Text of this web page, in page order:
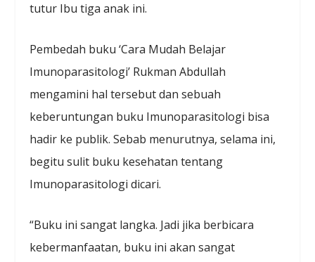
tutur Ibu tiga anak ini.
Pembedah buku ‘Cara Mudah Belajar
Imunoparasitologi’ Rukman Abdullah
mengamini hal tersebut dan sebuah
keberuntungan buku Imunoparasitologi bisa
hadir ke publik. Sebab menurutnya, selama ini,
begitu sulit buku kesehatan tentang
Imunoparasitologi dicari.
“Buku ini sangat langka. Jadi jika berbicara
kebermanfaatan, buku ini akan sangat